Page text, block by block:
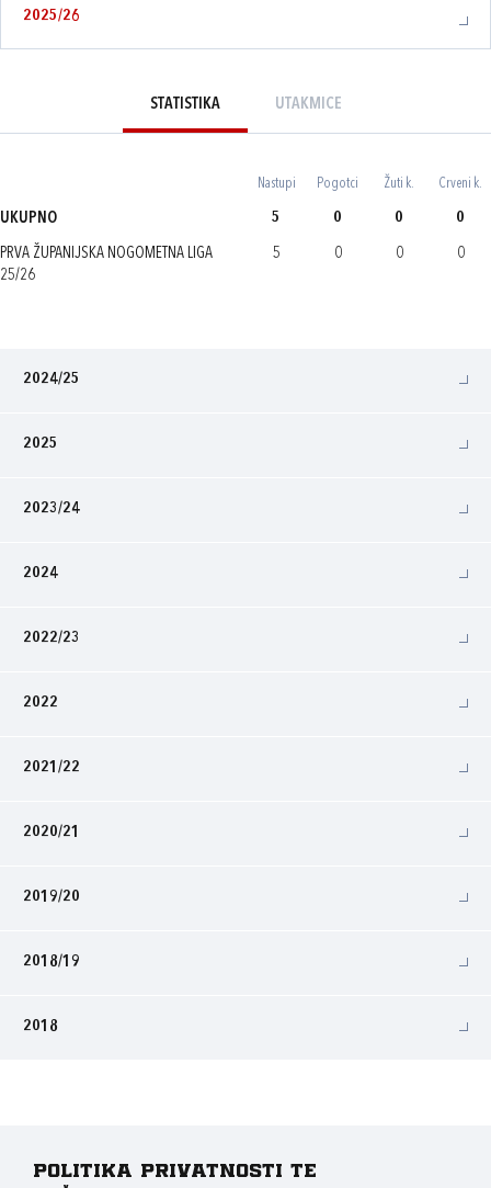
2025/26
STATISTIKA UTAKMICE
Nastupi Pogotci Žuti k. Crveni k.
UKUPNO 5 0 0 0
PRVA ŽUPANIJSKA NOGOMETNA LIGA
25/26
5 0 0 0
2024/25
2025
2023/24
2024
2022/23
2022
2021/22
2020/21
2019/20
2018/19
2018
Politika privatnosti te